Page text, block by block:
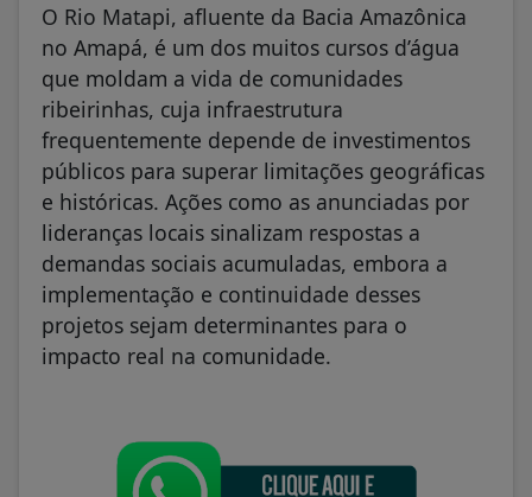
O Rio Matapi, afluente da Bacia Amazônica
no Amapá, é um dos muitos cursos d’água
que moldam a vida de comunidades
ribeirinhas, cuja infraestrutura
frequentemente depende de investimentos
públicos para superar limitações geográficas
e históricas. Ações como as anunciadas por
lideranças locais sinalizam respostas a
demandas sociais acumuladas, embora a
implementação e continuidade desses
projetos sejam determinantes para o
impacto real na comunidade.